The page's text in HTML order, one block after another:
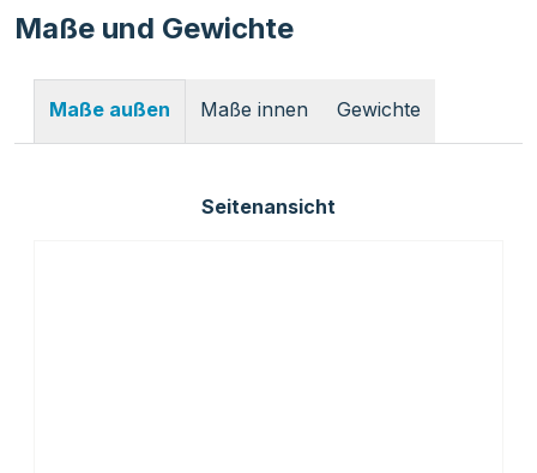
Maße und Gewichte
Maße außen Maße innen Gewichte
Seitenansicht